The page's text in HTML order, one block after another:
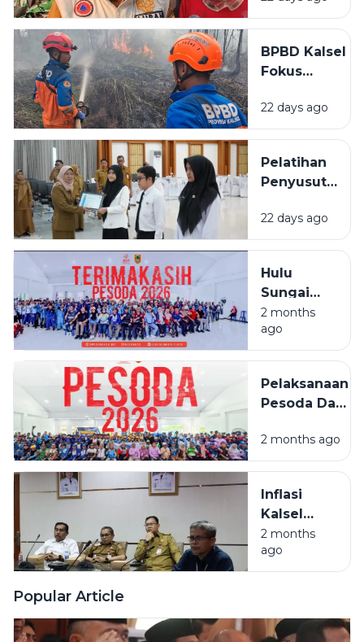
Karhutla
Landasan
Ulin Timur
BPBD Kalsel
Fokus
Permukiman
Saat
Meluas di
Banjarbaru
22 days ago
Pelatihan
Penyusutan
BPSDMD
Kalsel
ASN Lulus
22 days ago
Hulu
Sungai
Selatan
Juara
Umum
2026
2 months
ago
Pelaksanaan
Pesoda Dan
Ditengah
Efesiensi
2 months ago
Inflasi
Kalsel
Masih
Terkendali,
Beras Jadi
2 months
ago
Popular Article